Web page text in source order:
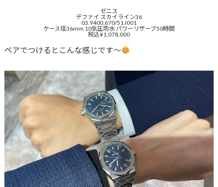
ゼニス
デファイ スカイライン36
03.9400.670/51.I001
ケース径36mm 10気圧防水 パワーリザーブ50時間
税込¥1,078,000
ペアでつけるとこんな感じです〜